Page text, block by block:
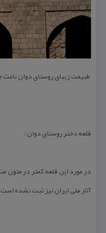
طبیعت زیبای روستای دوان
قلعه دختر روستای دوان :
در مورد این قلعه كمتر در
آثار ملی ایران نیز ثبت نشده